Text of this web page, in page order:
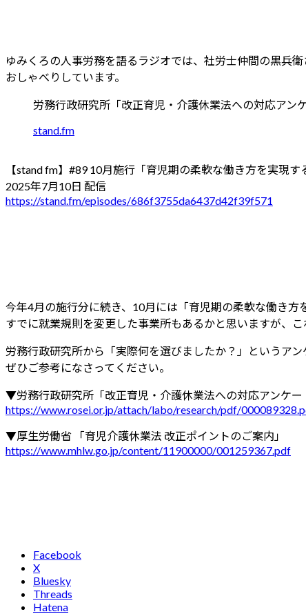
ゆみくろの人事労務を語るラジオでは、社労士仲間の黒兵
おしゃべりしています。
労務行政研究所「改正育児・介護休業法への対応ア
stand.fm
【stand fm】#89 10月施行「育児期の柔軟な働き方を実現
2025年7月10日 配信
https://stand.fm/episodes/686f3755da6437d42f39f571
今年4月の施行分に続き、10月には「育児期の柔軟な働き方
すでに就業規則を変更した事業所もあるかと思いますが、
労務行政研究所から「実際何を選びましたか？」というア
ぜひご参考になさってください。
▼労務行政研究所「改正育児・介護休業法への対応アンケー
https://www.rosei.or.jp/attach/labo/research/pdf/
▼厚生労働省 「育児介護休業法 改正ポイントのご案内」
https://www.mhlw.go.jp/content/11900000/001259367.pdf
Facebook
X
Bluesky
Threads
Hatena